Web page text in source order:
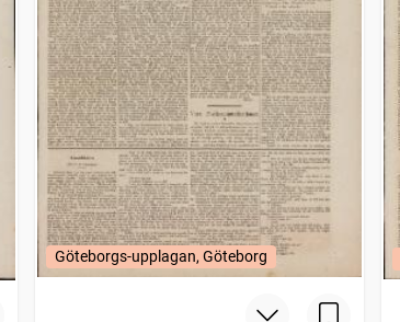
Göteborgs-upplagan, Göteborg